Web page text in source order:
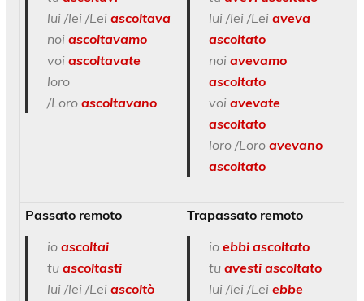
lui /lei /Lei ascoltava
noi ascoltavamo
voi ascoltavate
loro
/Loro ascoltavano
lui /lei /Lei aveva
ascoltato
noi avevamo
ascoltato
voi avevate
ascoltato
loro /Loro avevano
ascoltato
Passato remoto
io ascoltai
tu ascoltasti
lui /lei /Lei ascoltò
Trapassato remoto
io ebbi ascoltato
tu avesti ascoltato
lui /lei /Lei ebbe